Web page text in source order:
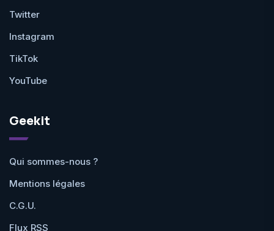
Twitter
Instagram
TikTok
YouTube
Geekit
Qui sommes-nous ?
Mentions légales
C.G.U.
Flux RSS